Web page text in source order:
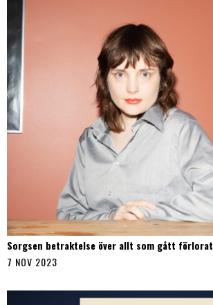
Sorgsen betraktelse över allt som gått förlorat
7 NOV 2023